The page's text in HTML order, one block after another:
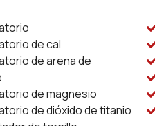
de cal
de arena de
de magnesio
de dióxido de titanio